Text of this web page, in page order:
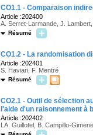
CO1.1 - Comparaison
Article :202400
A. Serret-Larmande, J.
Résumé
CO1.2 - La randomisation
Article :202401
S. Haviari, F. Mentré
Résumé
CO2.1 - Outil de sélection
l'aide d'un raisonnement à
Article :202402
LA. Guillotel, B. Campillo-